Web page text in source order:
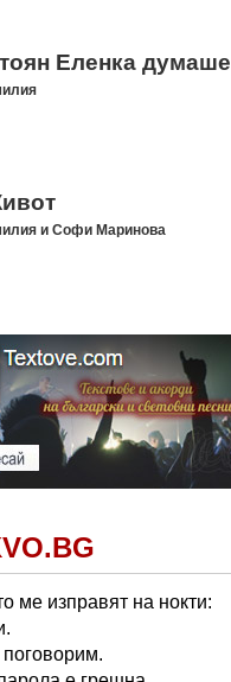
Еленка думаше
и Софи Маринова
ме изправят на нокти: